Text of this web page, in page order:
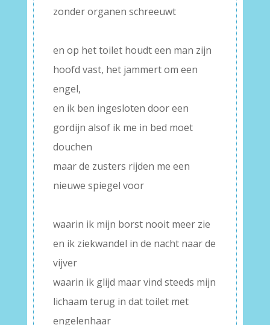
zonder organen schreeuwt
en op het toilet houdt een man zijn
hoofd vast, het jammert om een
engel,
en ik ben ingesloten door een
gordijn alsof ik me in bed moet
douchen
maar de zusters rijden me een
nieuwe spiegel voor
waarin ik mijn borst nooit meer zie
en ik ziekwandel in de nacht naar de
vijver
waarin ik glijd maar vind steeds mijn
lichaam terug in dat toilet met
engelenhaar